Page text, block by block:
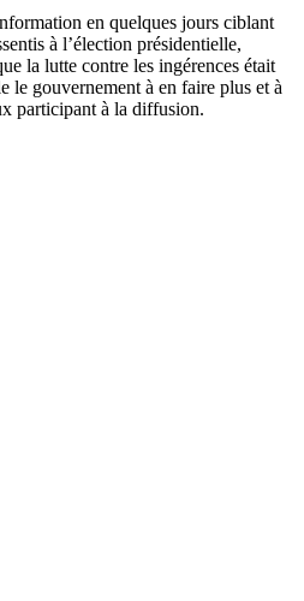
en quelques jours ciblant
à l’élection présidentielle,
la lutte contre les ingérences était
le gouvernement à en faire plus et à
participant à la diffusion.